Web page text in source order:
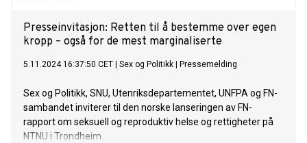
Presseinvitasjon: Retten til å bestemme over egen
kropp – også for de mest marginaliserte
5.11.2024 16:37:50 CET Sex og Politikk Pressemelding
Sex og Politikk, SNU, Utenriksdepartementet, UNFPA og FN-
sambandet inviterer til den norske lanseringen av FN-
rapport om seksuell og reproduktiv helse og rettigheter på
NTNU i Trondheim.